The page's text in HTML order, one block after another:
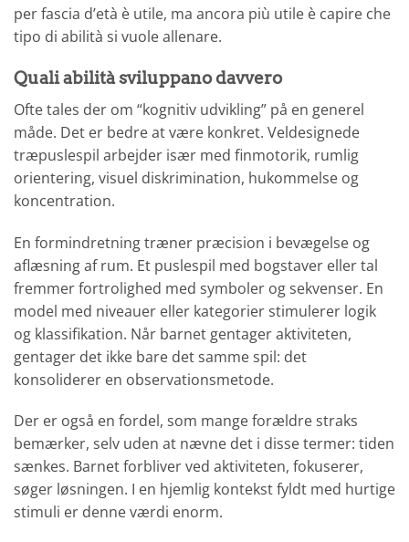
per fascia d’età è utile, ma ancora più utile è capire che
tipo di abilità si vuole allenare.
Quali abilità sviluppano davvero
Ofte tales der om “kognitiv udvikling” på en generel
måde. Det er bedre at være konkret. Veldesignede
træpuslespil arbejder især med finmotorik, rumlig
orientering, visuel diskrimination, hukommelse og
koncentration.
En formindretning træner præcision i bevægelse og
aflæsning af rum. Et puslespil med bogstaver eller tal
fremmer fortrolighed med symboler og sekvenser. En
model med niveauer eller kategorier stimulerer logik
og klassifikation. Når barnet gentager aktiviteten,
gentager det ikke bare det samme spil: det
konsoliderer en observationsmetode.
Der er også en fordel, som mange forældre straks
bemærker, selv uden at nævne det i disse termer: tiden
sænkes. Barnet forbliver ved aktiviteten, fokuserer,
søger løsningen. I en hjemlig kontekst fyldt med hurtige
stimuli er denne værdi enorm.